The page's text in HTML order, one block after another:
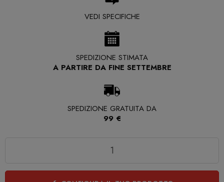
VEDI SPECIFICHE
SPEDIZIONE STIMATA
A PARTIRE DA FINE SETTEMBRE
SPEDIZIONE GRATUITA DA
99 €